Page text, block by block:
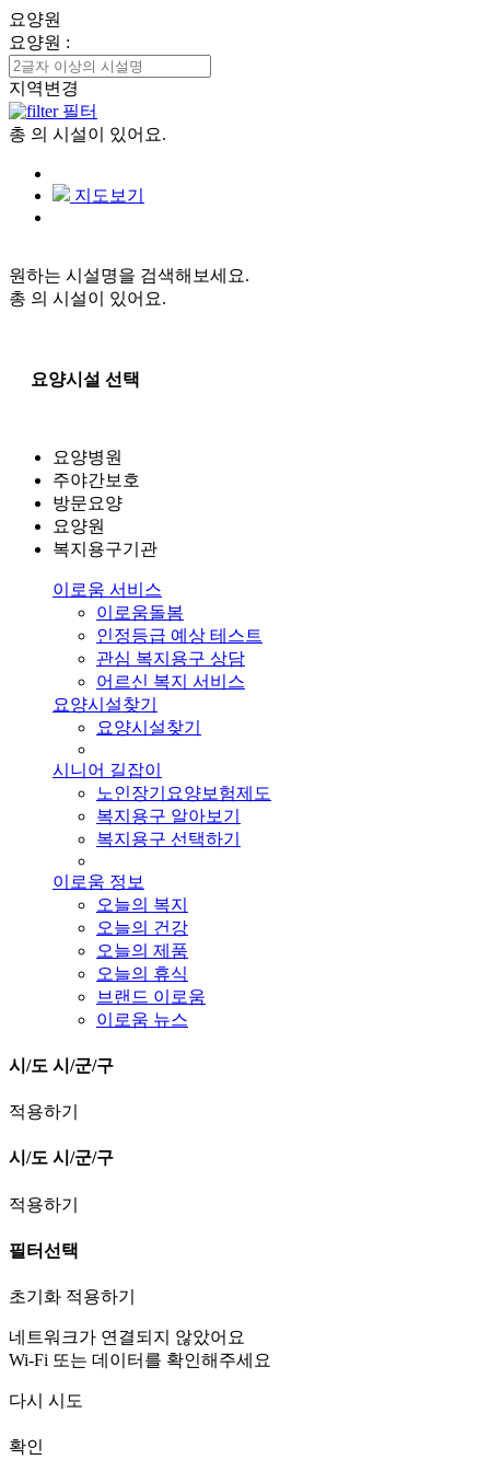
요양원
요양원 :
지역변경
필터
총 의 시설이 있어요.
지도보기
원하는 시설명을 검색해보세요.
총 의 시설이 있어요.
요양시설 선택
요양병원
주야간보호
방문요양
요양원
복지용구기관
이로움 서비스
이로움돌봄
인정등급 예상 테스트
관심 복지용구 상담
어르신 복지 서비스
요양시설찾기
요양시설찾기
시니어 길잡이
노인장기요양보험제도
복지용구 알아보기
복지용구 선택하기
이로움 정보
오늘의 복지
오늘의 건강
오늘의 제품
오늘의 휴식
브랜드 이로움
이로움 뉴스
시/도 시/군/구
적용하기
시/도 시/군/구
적용하기
필터선택
초기화 적용하기
네트워크가 연결되지 않았어요
Wi-Fi 또는 데이터를 확인해주세요
다시 시도
확인